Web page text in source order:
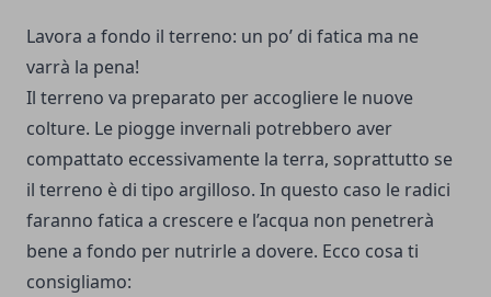
Lavora a fondo il terreno: un po’ di fatica ma ne
varrà la pena!
Il terreno va preparato per accogliere le nuove
colture. Le piogge invernali potrebbero aver
compattato eccessivamente la terra, soprattutto se
il terreno è di tipo argilloso. In questo caso le radici
faranno fatica a crescere e l’acqua non penetrerà
bene a fondo per nutrirle a dovere. Ecco cosa ti
consigliamo: